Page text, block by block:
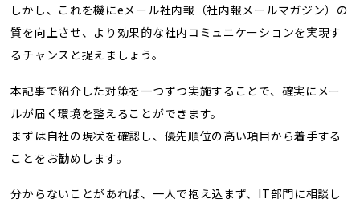
しかし、これを機にeメール社内報（社内報メールマガジン）の
質を向上させ、より効果的な社内コミュニケーションを実現す
るチャンスと捉えましょう。
本記事で紹介した対策を一つずつ実施することで、確実にメー
ルが届く環境を整えることができます。
まずは自社の現状を確認し、優先順位の高い項目から着手する
ことをお勧めします。
分からないことがあれば、一人で抱え込まず、IT部門に相談し